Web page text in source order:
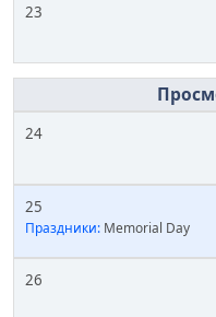
23
24
25
Праздники: Memorial Day
26